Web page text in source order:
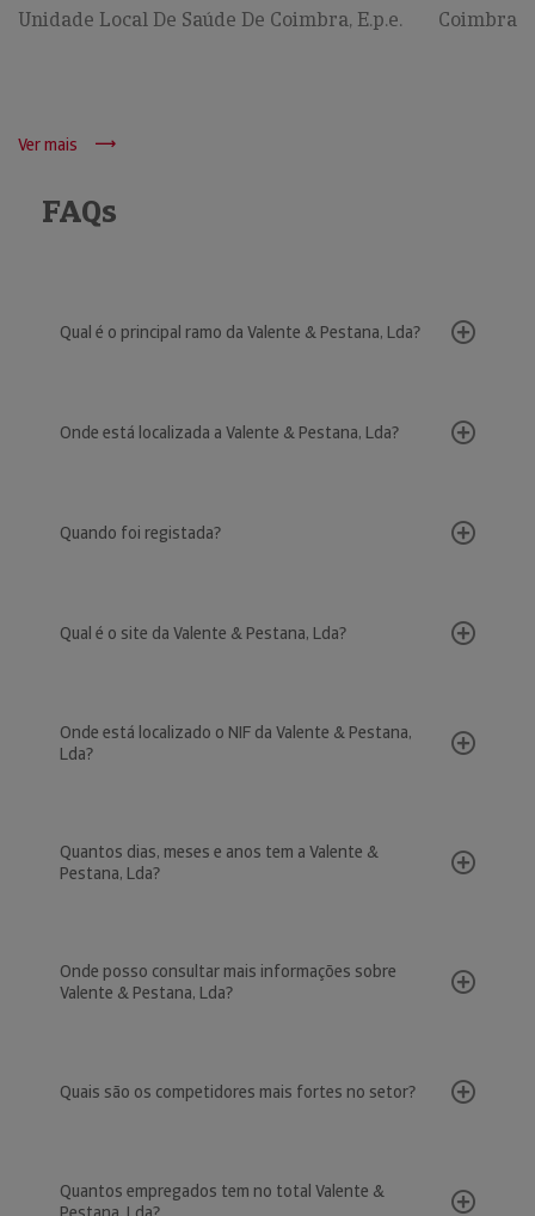
Unidade Local De Saúde De Coimbra, E.p.e. Coimbra
Ver mais
FAQs
Qual é o principal ramo da Valente & Pestana, Lda?
Onde está localizada a Valente & Pestana, Lda?
Quando foi registada?
Qual é o site da Valente & Pestana, Lda?
Onde está localizado o NIF da Valente & Pestana,
Lda?
Quantos dias, meses e anos tem a Valente &
Pestana, Lda?
Onde posso consultar mais informações sobre
Valente & Pestana, Lda?
Quais são os competidores mais fortes no setor?
Quantos empregados tem no total Valente &